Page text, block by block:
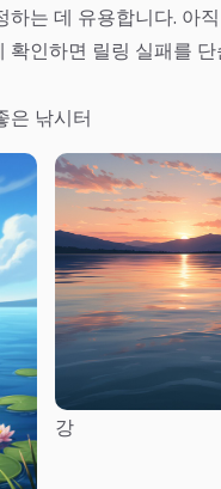
하는 데 유용합니다. 아
확인하면 릴링 실패를
은 낚시터
강